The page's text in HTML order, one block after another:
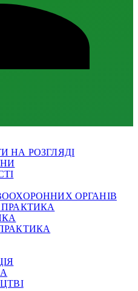
НА РОЗГЛЯДІ
ОРГАНІВ